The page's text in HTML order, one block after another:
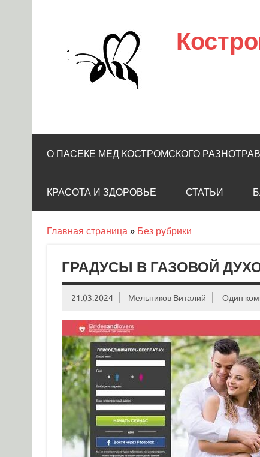
=
О ПАСЕКЕ МЕД КОСТРОМСКОГО
КРАСОТА И ЗДОРОВЬЕ СТАТЬИ
Главная страница » Без рубрики
ГРАДУСЫ В ГАЗОВОЙ
21.03.2024 Мельников Виталий Один